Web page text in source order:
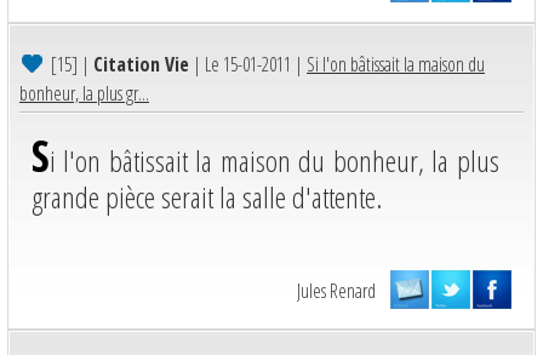
[15] | Citation Vie | Le 15-01-2011 | Si l'on bâtissait la maison du
bonheur, la plus gr...
Si l'on bâtissait la maison du bonheur, la plus
grande pièce serait la salle d'attente.
Jules Renard